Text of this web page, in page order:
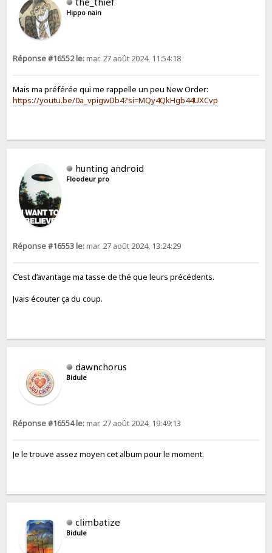
Hippo nain
Réponse #16552 le:mar. 27 août 2024, 11:54:18
Mais ma préférée qui me rappelle un peu New Order:
https://youtu.be/0a_vpigwDb4?si=MQy4QkHgb44UXCvp
hunting android
Floodeur pro
Réponse #16553 le:mar. 27 août 2024, 13:24:29
C’est d’avantage ma tasse de thé que leurs précédents.
Jvais écouter ça du coup.
dawnchorus
Bidule
Réponse #16554 le:mar. 27 août 2024, 19:49:13
Je le trouve assez moyen cet album pour le moment.
climbatize
Bidule